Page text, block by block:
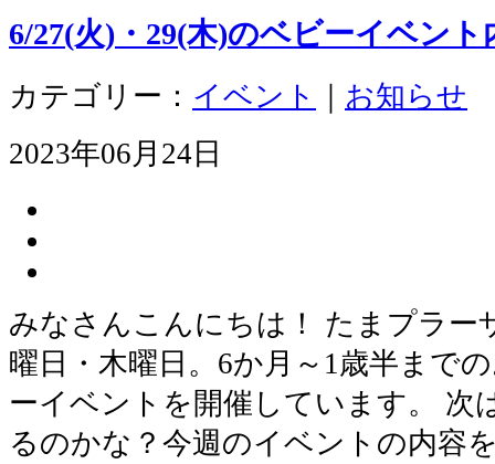
6/27(火)・29(木)のベビーイベン
カテゴリー： イベント
お知らせ
2023年06月24日
みなさんこんにちは！ たまプラー
曜日・木曜日。6か月～1歳半まで
ーイベントを開催しています。 次
るのかな？今週のイベントの内容